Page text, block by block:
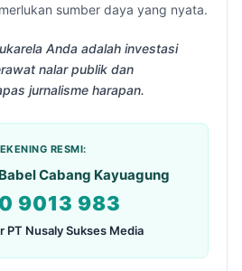
sumber daya yang nyata.
Anda adalah investasi
nalar publik dan
jurnalisme harapan.
RESMI:
Cabang Kayuagung
9013 983
PT Nusaly Sukses Media